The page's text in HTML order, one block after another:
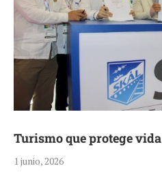
Turismo que protege vida
1 junio, 2026